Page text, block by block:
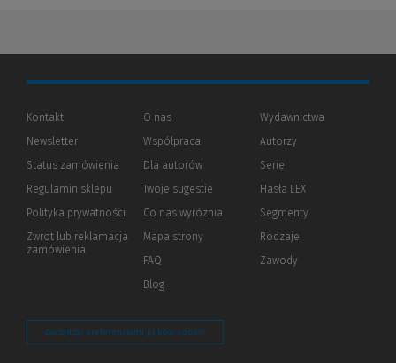
Kontakt
Newsletter
Status zamówienia
Regulamin sklepu
Polityka prywatności (Nowe
(Link
innej
Zwrot lub reklamacja
zamówienia
O nas
Współpraca
Dla autorów(Nowe
(Link
innej
strony)
Twoje sugestie
Co nas wyróżnia
Mapa strony
FAQ
Blog
Wydawnictwa
Autorzy
Serie
Hasła LEX
Segmenty
Rodzaje
Zawody
Zarządzaj preferencjami plików cookie